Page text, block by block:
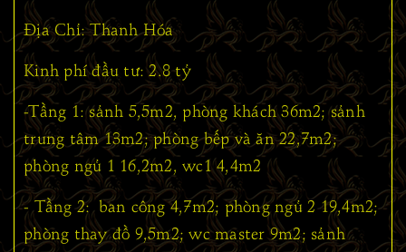
Địa Chỉ: Thanh Hóa
Kinh phí đầu tư: 2.8 tỷ
-Tầng 1: sảnh 5,5m2, phòng khách 36m2; sảnh
trung tâm 13m2; phòng bếp và ăn 22,7m2;
phòng ngủ 1 16,2m2, wc1 4,4m2
- Tầng 2: ban công 4,7m2; phòng ngủ 2 19,4m2;
phòng thay đồ 9,5m2; wc master 9m2; sảnh